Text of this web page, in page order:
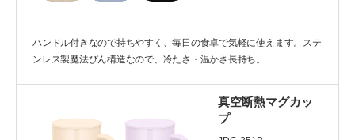
ハンドル付きなので持ちやすく、毎日の食卓で気軽に使えます。ステ
ンレス製魔法びん構造なので、冷たさ・温かさ長持ち。
真空断熱マグカッ
プ